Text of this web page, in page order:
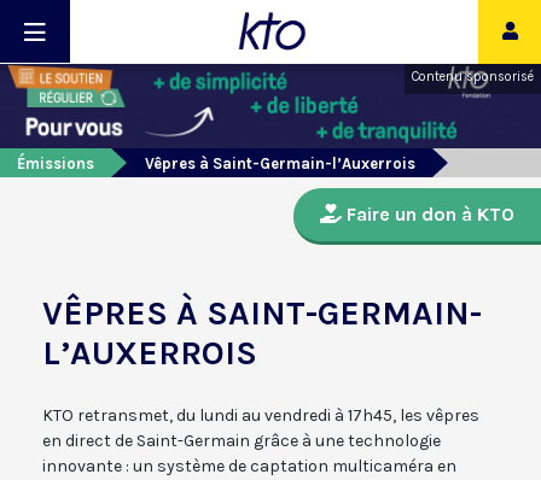
Contenu sponsorisé
Émissions Vêpres à Saint-Germain-l’Auxerrois
Faire un don à KTO
VÊPRES À SAINT-GERMAIN-
L’AUXERROIS
KTO retransmet, du lundi au vendredi à 17h45, les vêpres
en direct de Saint-Germain grâce à une technologie
innovante : un système de captation multicaméra en